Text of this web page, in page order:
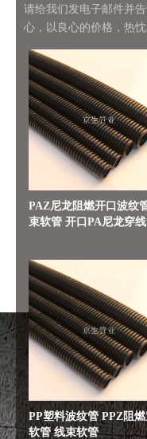
请给我们发电子邮件并
心，以良心的价格，热忱
PAZ尼龙阻燃开口波纹
束软管 开口PA尼龙穿
PP塑料波纹管 PPZ阻
软管 线束软管